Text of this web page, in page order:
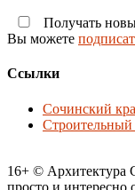
Получать
Вы можете
Ссылки
Сочинский
16+ © Архитектура
просто и интересно